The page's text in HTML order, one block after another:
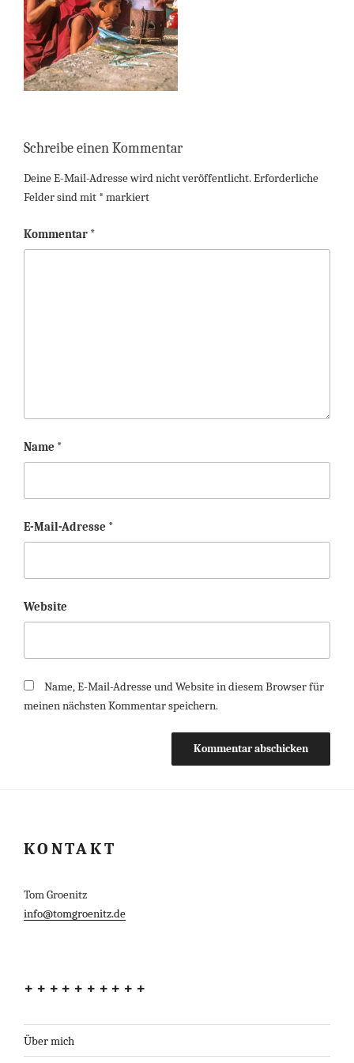
Schreibe einen Kommentar
Deine E-Mail-Adresse wird nicht veröffentlicht.Erforderliche
Felder sind mit *markiert
Kommentar *
Name *
E-Mail-Adresse *
Website
Name, E-Mail-Adresse und Website in diesem Browser für
meinen nächsten Kommentar speichern.
KONTAKT
Tom Groenitz
info@tomgroenitz.de
++++++++++
Über mich